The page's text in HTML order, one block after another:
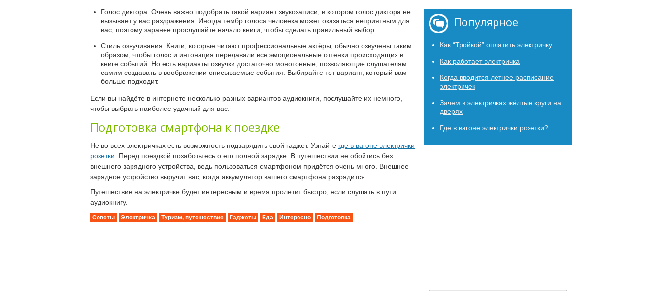
Голос диктора. Очень важно подобрать такой вариант звукозаписи, в котором голос диктора не
вызывает у вас раздражения. Иногда тембр голоса человека может оказаться неприятным для
вас, поэтому заранее прослушайте начало книги, чтобы сделать правильный выбор.
Стиль озвучивания. Книги, которые читают профессиональные актёры, обычно озвучены таким
образом, чтобы голос и интонация передавали все эмоциональные оттенки происходящих в
книге событий. Но есть варианты озвучки достаточно монотонные, позволяющие слушателям
самим создавать в воображении описываемые события. Выбирайте тот вариант, который вам
больше подходит.
Если вы найдёте в интернете несколько разных вариантов аудиокниги, послушайте их немного,
чтобы выбрать наиболее удачный для вас.
Подготовка смартфона к поездке
Не во всех электричках есть возможность подзарядить свой гаджет. Узнайте где в вагоне электрички
розетки . Перед поездкой позаботьтесь о его полной зарядке. В путешествии не обойтись без
внешнего зарядного устройства, ведь пользоваться смартфоном придётся очень много. Внешнее
зарядное устройство выручит вас, когда аккумулятор вашего смартфона разрядится.
Путешествие на электричке будет интересным и время пролетит быстро, если слушать в пути
аудиокнигу.
Советы Электричка Туризм, путешествие Гаджеты Еда Интересно Подготовка
Популярное
Как “Тройкой” оплатить электричку
Как работает электричка
Когда вводится летнее расписание
электричек
Зачем в электричках жёлтые круги на
дверях
Где в вагоне электрички розетки?